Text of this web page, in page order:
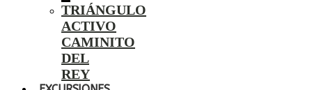
TRIÁNGULO
ACTIVO
CAMINITO
DEL
REY